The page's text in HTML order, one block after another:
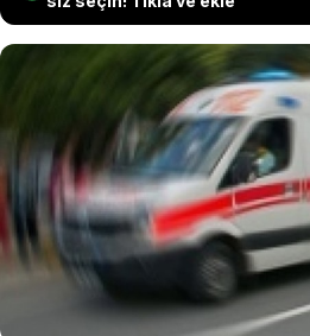
Aydın'ın
kattaki
yaşındaki